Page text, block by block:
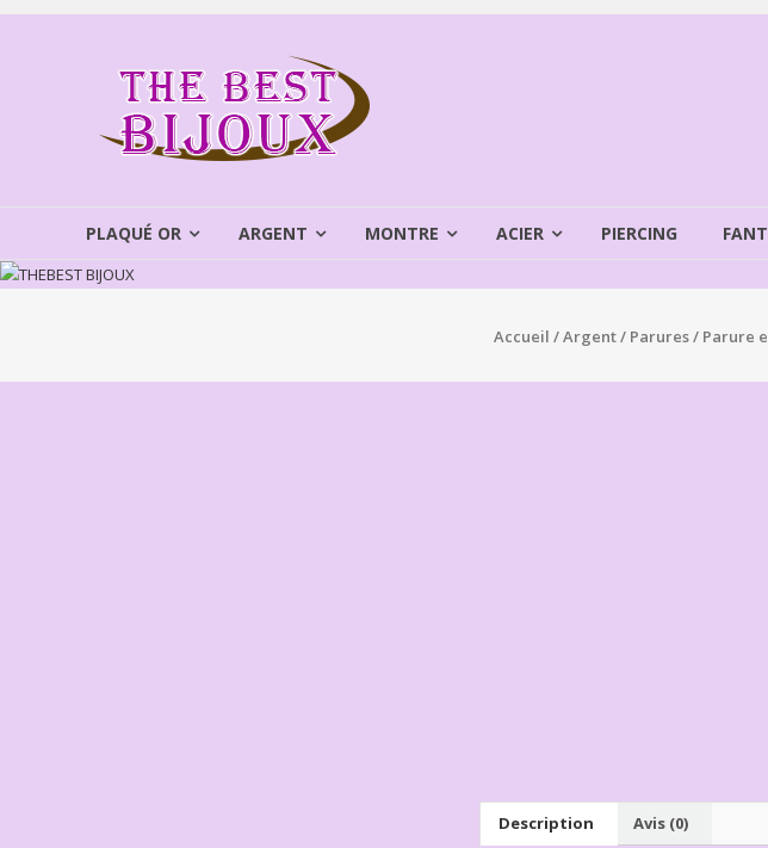
Aller
THEBEST
BIJOUX
VENTE
PLAQUÉ OR ARGENT MONTRE ACIER PIERCING
Accueil /Argent/ Parures/ Parure
Description Avis (0)